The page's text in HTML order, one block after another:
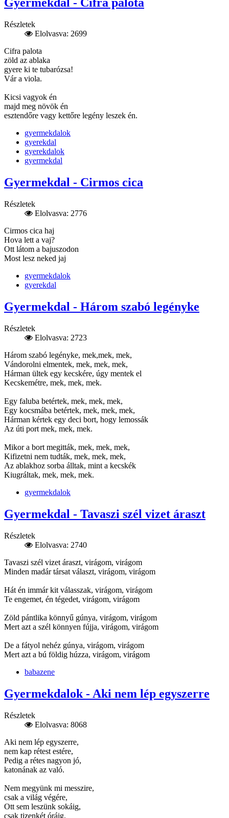
Gyermekdal - Cifra palota
Részletek
Elolvasva: 2699
Cifra palota
zöld az ablaka
gyere ki te tubarózsa!
Vár a viola.
Kicsi vagyok én
majd meg növök én
esztendőre vagy kettőre legény leszek én.
gyermekdalok
gyerekdal
gyerekdalok
gyermekdal
Gyermekdal - Cirmos cica
Részletek
Elolvasva: 2776
Cirmos cica haj
Hova lett a vaj?
Ott látom a bajuszodon
Most lesz neked jaj
gyermekdalok
gyerekdal
Gyermekdal - Három szabó legényke
Részletek
Elolvasva: 2723
Három szabó legényke, mek,mek, mek,
Vándorolni elmentek, mek, mek, mek,
Hárman ültek egy kecskére, úgy mentek el
Kecskemétre, mek, mek, mek.
Egy faluba betértek, mek, mek, mek,
Egy kocsmába betértek, mek, mek, mek,
Hárman kértek egy deci bort, hogy lemossák
Az úti port mek, mek, mek.
Mikor a bort megitták, mek, mek, mek,
Kifizetni nem tudták, mek, mek, mek,
Az ablakhoz sorba álltak, mint a kecskék
Kiugráltak, mek, mek, mek.
gyermekdalok
Gyermekdal - Tavaszi szél vizet áraszt
Részletek
Elolvasva: 2740
Tavaszi szél vizet áraszt, virágom, virágom
Minden madár társat választ, virágom, virágom
Hát én immár kit válasszak, virágom, virágom
Te engemet, én tégedet, virágom, virágom
Zöld pántlika könnyű gúnya, virágom, virágom
Mert azt a szél könnyen fújja, virágom, virágom
De a fátyol nehéz gúnya, virágom, virágom
Mert azt a bú földig húzza, virágom, virágom
babazene
Gyermekdalok - Aki nem lép egyszerre
Részletek
Elolvasva: 8068
Aki nem lép egyszerre,
nem kap rétest estére,
Pedig a rétes nagyon jó,
katonának az való.
Nem megyünk mi messzire,
csak a világ végére,
Ott sem leszünk sokáig,
csak tizenkét óráig.